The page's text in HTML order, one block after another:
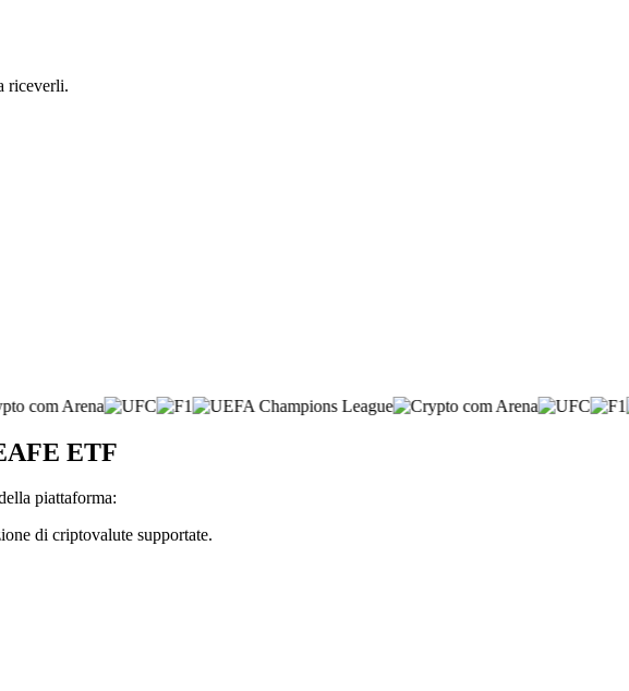
riceverli.
ETF
piattaforma:
di criptovalute supportate.